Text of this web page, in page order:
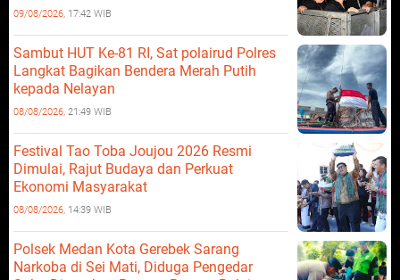
09/08/2026, 17:42 WIB
Sambut HUT Ke-81 RI, Sat polairud Polres
Langkat Bagikan Bendera Merah Putih
kepada Nelayan
08/08/2026, 21:49 WIB
Festival Tao Toba Joujou 2026 Resmi
Dimulai, Rajut Budaya dan Perkuat
Ekonomi Masyarakat
08/08/2026, 14:39 WIB
Polsek Medan Kota Gerebek Sarang
Narkoba di Sei Mati, Diduga Pengedar